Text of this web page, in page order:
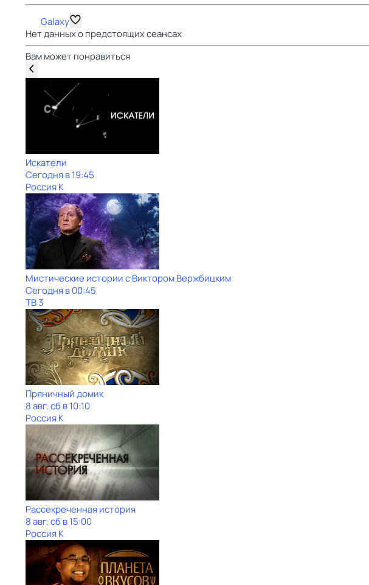
Galaxy
Нет данных о предстоящих сеансах
Вам может понравиться
Искатели
Сегодня в 19:45
Россия К
Мистические истории с Виктoром Bержбицким
Сегодня в 00:45
ТВ 3
Пряничный домик
8 авг, сб в 10:10
Россия К
Рассекреченная история
8 авг, сб в 15:00
Россия К